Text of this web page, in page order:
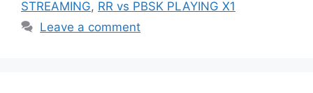
STREAMING, RR vs PBSK PLAYING X1
Leave a comment